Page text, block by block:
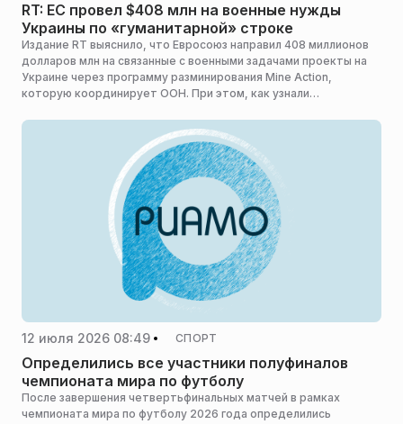
RT: ЕС провел $408 млн на военные нужды
Украины по «гуманитарной» строке
Издание RT выяснило, что Евросоюз направил 408 миллионов
долларов млн на связанные с военными задачами проекты на
Украине через программу разминирования Mine Action,
которую координирует ООН. При этом, как узнали
«гуманитарных задач».
12 июля 2026 08:49 СПОРТ
Определились все участники полуфиналов
чемпионата мира по футболу
После завершения четвертьфинальных матчей в рамках
чемпионата мира по футболу 2026 года определились